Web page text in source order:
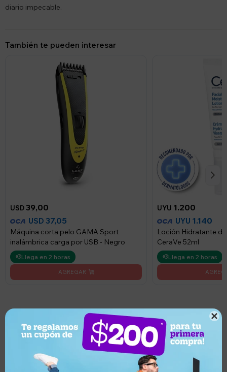

diario impecable.
También te pueden interesar
USD 39,00
USD 37,05
Máquina corta pelo GAMA Sport
inalámbrica carga por USB - Negro
Llega en 2 horas
UYU 1.200
UYU 1.140
Loción Hidratante
CeraVe 52ml
Llega en 2 horas
¿Por qué elegir este producto?